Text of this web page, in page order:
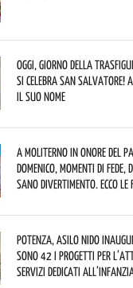
Oggi, giorno della
si celebra San Salvatore!
il suo nome
A Moliterno in onore del
Domenico, momenti di fede,
sano divertimento. Ecco
Potenza, asilo nido
sono 42 i progetti per
servizi dedicati